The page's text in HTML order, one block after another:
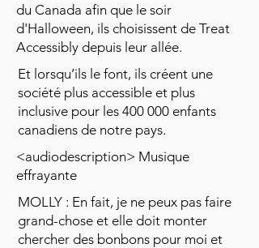
du Canada afin que le soir
d'Halloween, ils choisissent de Treat
Accessibly depuis leur allée.
Et lorsqu’ils le font, ils créent une
société plus accessible et plus
inclusive pour les 400 000 enfants
canadiens de notre pays.
<audiodescription> Musique
effrayante
MOLLY : En fait, je ne peux pas faire
grand-chose et elle doit monter
chercher des bonbons pour moi et